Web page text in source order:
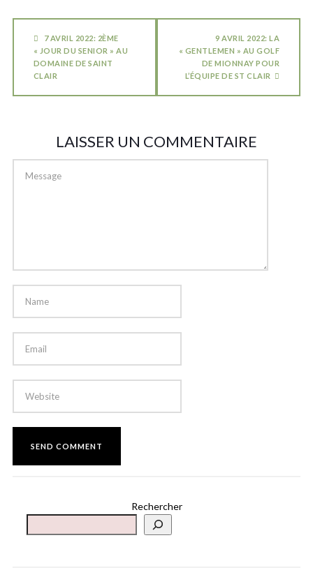
7 AVRIL 2022: 2ÈME
« JOUR DU SENIOR » AU
DOMAINE DE SAINT
CLAIR
9 AVRIL 2022: LA
« GENTLEMEN » AU GOLF
DE MIONNAY POUR
L’ÉQUIPE DE ST CLAIR
LAISSER UN COMMENTAIRE
Rechercher